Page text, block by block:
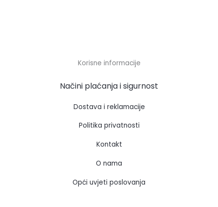
Korisne informacije
Načini plaćanja i sigurnost
Dostava i reklamacije
Politika privatnosti
Kontakt
O nama
Opći uvjeti poslovanja